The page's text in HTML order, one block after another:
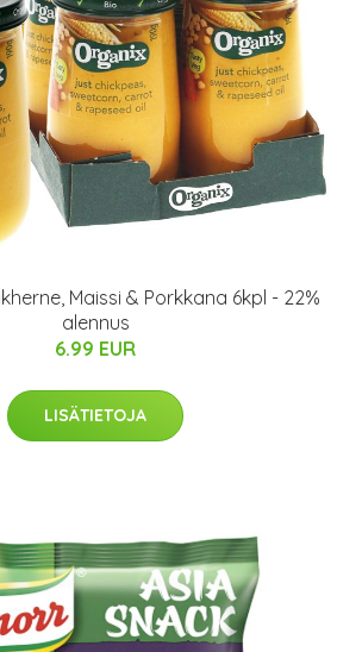
Maissi & Porkkana 6kpl - 22%
alennus
6.99 EUR
LISÄTIETOJA